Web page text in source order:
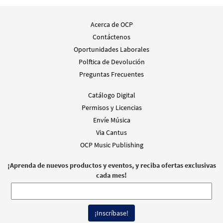
Acerca de OCP
Contáctenos
Oportunidades Laborales
Polftica de Devolución
Preguntas Frecuentes
Catálogo Digital
Permisos y Licencias
Envíe Música
Via Cantus
OCP Music Publishing
¡Aprenda de nuevos productos y eventos, y reciba ofertas exclusivas
cada mes!